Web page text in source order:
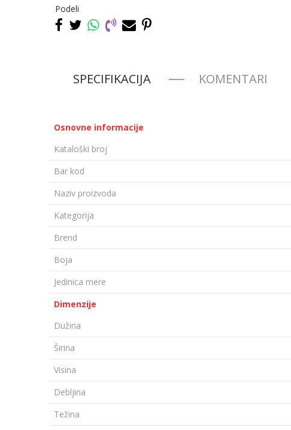
Podeli
SPECIFIKACIJA KOMENTARI
Osnovne informacije
Kataloški broj
Bar kod
Naziv proizvoda
Kategorija
Brend
Boja
Jedinica mere
Dimenzije
Dužina
Širina
Visina
Debljina
Težina